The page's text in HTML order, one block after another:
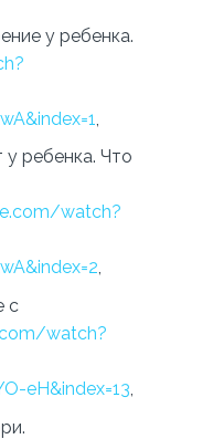
у ребенка.
,
ребенка. Что
watch?
,
с
watch?
eH&index=13,